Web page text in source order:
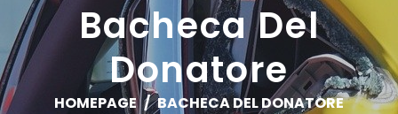
Bacheca Del
Donatore
HOMEPAGE BACHECA DEL DONATORE